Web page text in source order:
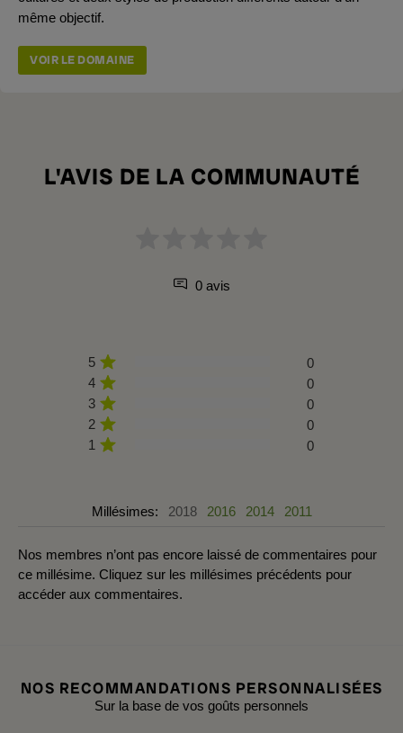
même objectif.
VOIR LE DOMAINE
L'AVIS DE LA COMMUNAUTÉ
0 avis
5
0
4
0
3
0
2
0
1
0
Millésimes: 2018 2016 2014 2011
Nos membres n’ont pas encore laissé de commentaires pour
ce millésime. Cliquez sur les millésimes précédents pour
accéder aux commentaires.
NOS RECOMMANDATIONS PERSONNALISÉES
Sur la base de vos goûts personnels